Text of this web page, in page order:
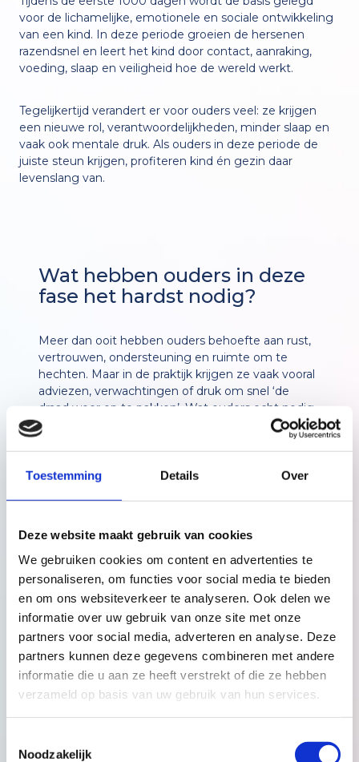
Toestemming Details Over
Deze website maakt gebruik van cookies
We gebruiken cookies om content en advertenties te
personaliseren, om functies voor social media te bieden
en om ons websiteverkeer te analyseren. Ook delen we
informatie over uw gebruik van onze site met onze
partners voor social media, adverteren en analyse. Deze
partners kunnen deze gegevens combineren met andere
informatie die u aan ze heeft verstrekt of die ze hebben
verzameld op basis van uw gebruik van hun services.
Noodzakelijk
voor de lichamelijke, emotionele en sociale ontwikkeling
van een kind. In deze periode groeien de hersenen
razendsnel en leert het kind door contact, aanraking,
voeding, slaap en veiligheid hoe de wereld werkt.
Tegelijkertijd verandert er voor ouders veel: ze krijgen
een nieuwe rol, verantwoordelijkheden, minder slaap en
vaak ook mentale druk. Als ouders in deze periode de
juiste steun krijgen, profiteren kind én gezin daar
levenslang van.
Wat hebben ouders in deze
fase het hardst nodig?
Meer dan ooit hebben ouders behoefte aan rust,
vertrouwen, ondersteuning en ruimte om te
hechten. Maar in de praktijk krijgen ze vaak vooral
adviezen, verwachtingen of druk om snel ‘de
draad weer op te pakken’. Wat ouders echt nodig
hebben:
Tijd en rust om te wennen aan het
te herstellen
Emotionele steun als het even niet vanzelf
gaat
Bevestiging en vertrouwen dat ze het goed
Inzicht in de behoeften van hun baby
Een luisterend oor, zonder oordeel
Juist als ouders zich gezien en gesteund voelen,
een stabiele gezinssituatie.